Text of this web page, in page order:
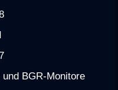
BGR-Monitore